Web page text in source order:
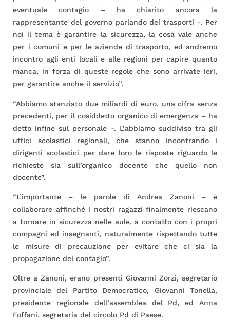
eventuale contagio – ha chiarito ancora la
rappresentante del governo parlando dei trasporti -. Per
noi il tema è garantire la sicurezza, la cosa vale anche
per i comuni e per le aziende di trasporto, ed andremo
incontro agli enti locali e alle regioni per capire quanto
manca, in forza di queste regole che sono arrivate ieri,
per garantire anche il servizio”.
“Abbiamo stanziato due miliardi di euro, una cifra senza
precedenti, per il cosiddetto organico di emergenza – ha
detto infine sul personale -. L’abbiamo suddiviso tra gli
uffici scolastici regionali, che stanno incontrando i
dirigenti scolastici per dare loro le risposte riguardo le
richieste sia sull’organico docente che quello non
docente”.
“L’importante – le parole di Andrea Zanoni – è
collaborare affinché i nostri ragazzi finalmente riescano
a tornare in sicurezza nelle aule, a contatto con i propri
compagni ed insegnanti, naturalmente rispettando tutte
le misure di precauzione per evitare che ci sia la
propagazione del contagio”.
Oltre a Zanoni, erano presenti Giovanni Zorzi, segretario
provinciale del Partito Democratico, Giovanni Tonella,
presidente regionale dell’assemblea del Pd, ed Anna
Foffani, segretaria del circolo Pd di Paese.